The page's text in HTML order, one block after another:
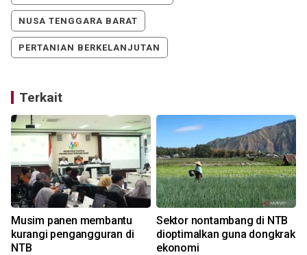
NUSA TENGGARA BARAT
PERTANIAN BERKELANJUTAN
Terkait
Musim panen membantu
kurangi pengangguran di
NTB
Sektor nontambang di NTB
dioptimalkan guna dongkrak
ekonomi